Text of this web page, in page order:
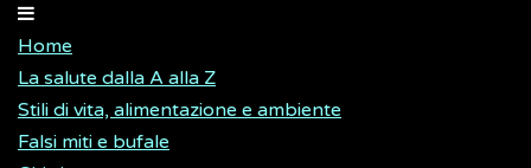
Home
La salute dalla A alla Z
Stili di vita, alimentazione e ambiente
Falsi miti e bufale